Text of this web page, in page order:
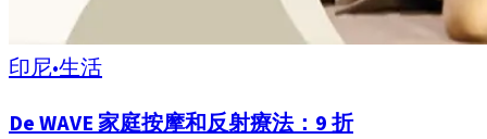
印尼•生活
De WAVE 家庭按摩和反射療法：9 折